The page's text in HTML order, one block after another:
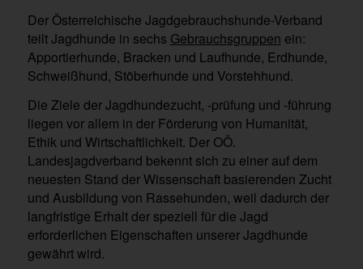
Der Österreichische Jagdgebrauchshunde-Verband
teilt Jagdhunde in sechs Gebrauchsgruppen ein:
Apportierhunde, Bracken und Laufhunde, Erdhunde,
Schweißhund, Stöberhunde und Vorstehhund.
Die Ziele der Jagdhundezucht, -prüfung und -führung
liegen vor allem in der Förderung von Humanität,
Ethik und Wirtschaftlichkeit. Der OÖ.
Landesjagdverband bekennt sich zu einer auf dem
neuesten Stand der Wissenschaft basierenden Zucht
und Ausbildung von Rassehunden, weil dadurch der
langfristige Erhalt der speziell für die Jagd
erforderlichen Eigenschaften unserer Jagdhunde
gewährt wird.